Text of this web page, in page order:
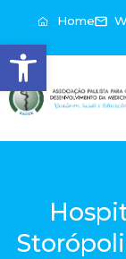
Abrir a barra de
Home